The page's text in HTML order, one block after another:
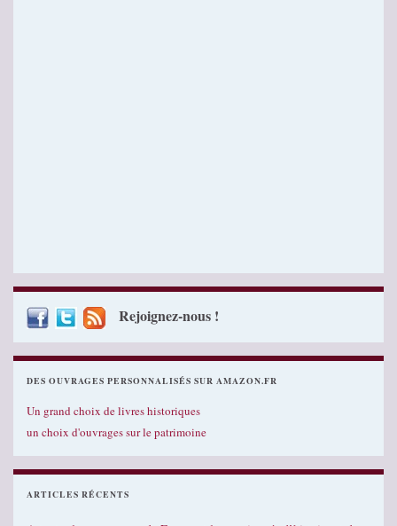
Rejoignez-nous !
DES OUVRAGES PERSONNALISÉS SUR AMAZON.FR
Un grand choix de livres historiques
un choix d'ouvrages sur le patrimoine
ARTICLES RÉCENTS